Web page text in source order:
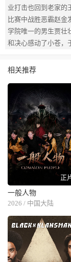
业打击也回到老家的
比赛中战胜恶霸赵金
学院唯一的男生贾壮
和决心感动了小苍，
相关推荐
正
一般人物
2026 / 中国大陆